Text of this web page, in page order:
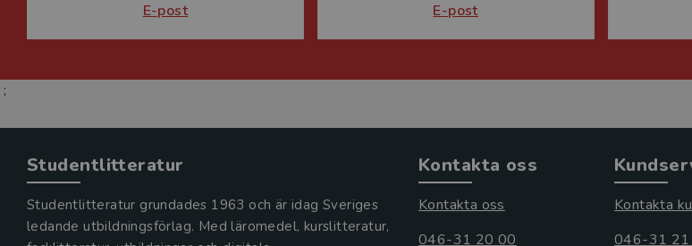
E-post
E-post
;
Studentlitteratur
Studentlitteratur grundades 1963 och är idag Sveriges
ledande utbildningsförlag. Med läromedel, kurslitteratur,
Kontakta oss
Kontakta oss
046-31 20 00
Kontakta
046-31 21